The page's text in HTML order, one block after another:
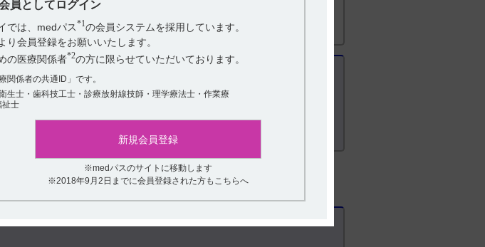
員としてログイン
では、medパス*1の会員システムを採用しています。
会員登録をお願いいたします。
の医療関係者*2の方に限らせていただいております。
係者の共通ID」です。
士・歯科技工士・診療放射線技師・理学療法士・作業療
祉士
新規会員登録
※medパスのサイトに移動します
※2018年9月2日までに会員登録された方もこちらへ